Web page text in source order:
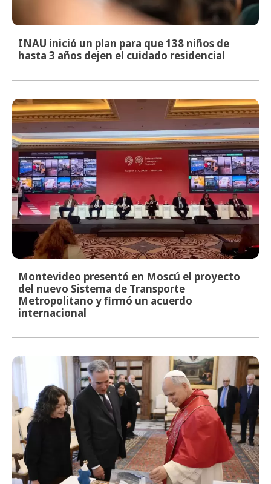
INAU inició un plan para que 138 niños de
hasta 3 años dejen el cuidado residencial
Montevideo presentó en Moscú el proyecto
del nuevo Sistema de Transporte
Metropolitano y firmó un acuerdo
internacional